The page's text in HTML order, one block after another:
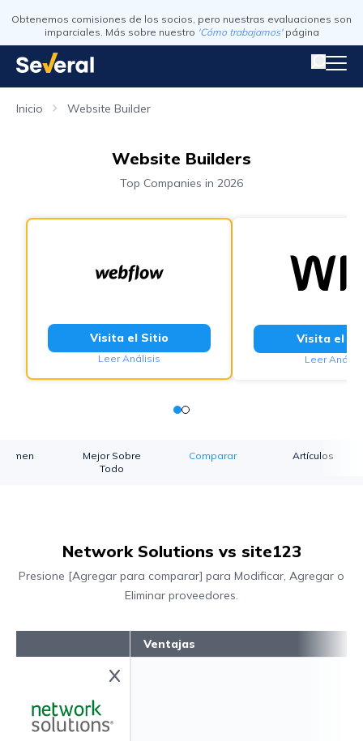
Obtenemos comisiones de los socios, pero nuestras evaluaciones son
imparciales. Más sobre nuestro 'Cómo trabajamos' página
Inicio Website Builder
Website Builders
Top Companies in 2026
Visita el Sitio
Leer Análisis
Visita el
Leer
Mejor Sobre
Todo
Comparar Artículos
Network Solutions vs site123
Presione [Agregar para comparar] para Modificar, Agregar o
Eliminar proveedores.
Ventajas